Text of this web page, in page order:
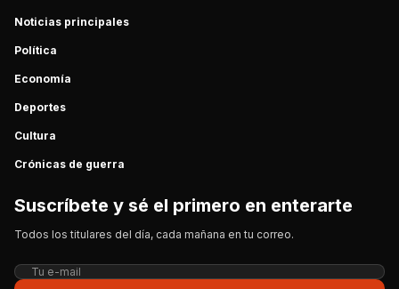
Noticias principales
Política
Economía
Deportes
Cultura
Crónicas de guerra
Suscríbete y sé el primero en enterarte
Todos los titulares del día, cada mañana en tu correo.